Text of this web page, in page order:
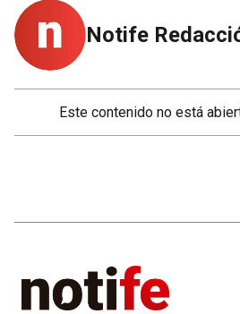
Notife
Este contenido no está